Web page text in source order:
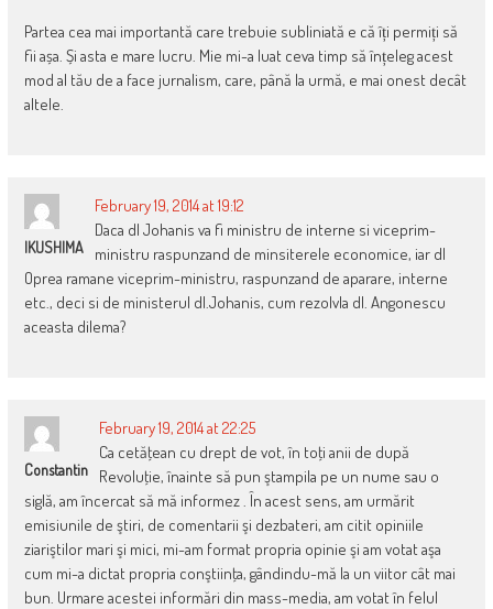
Partea cea mai importantă care trebuie subliniată e că îți permiți să
fii așa. Și asta e mare lucru. Mie mi-a luat ceva timp să înțeleg acest
mod al tău de a face jurnalism, care, până la urmă, e mai onest decât
altele.
IKUSHIMA
February 19, 2014 at 19:12
Daca dl Johanis va fi ministru de interne si viceprim-
ministru raspunzand de minsiterele economice, iar dl
Oprea ramane viceprim-ministru, raspunzand de aparare, interne
etc., deci si de ministerul dl.Johanis, cum rezolvla dl. Angonescu
aceasta dilema?
Constantin
February 19, 2014 at 22:25
Ca cetăţean cu drept de vot, în toţi anii de după
Revoluţie, înainte să pun ştampila pe un nume sau o
siglă, am încercat să mă informez . În acest sens, am urmărit
emisiunile de ştiri, de comentarii şi dezbateri, am citit opiniile
ziariştilor mari şi mici, mi-am format propria opinie şi am votat aşa
cum mi-a dictat propria conştiinţa, gândindu-mă la un viitor cât mai
bun. Urmare acestei informări din mass-media, am votat în felul